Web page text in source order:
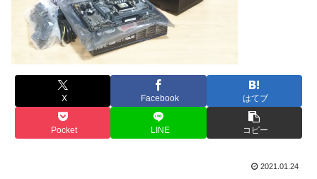
X Facebook はてブ
Pocket LINE コピー
2021.01.24